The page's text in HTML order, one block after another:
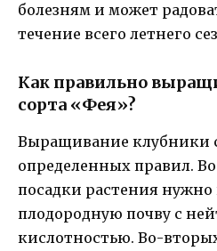
болезням и может
течение всего летнего
Как правильно
сорта «Фея»?
Выращивание клубники
определенных правил.
посадки растения нужно
плодородную почву с
кислотностью. Во-